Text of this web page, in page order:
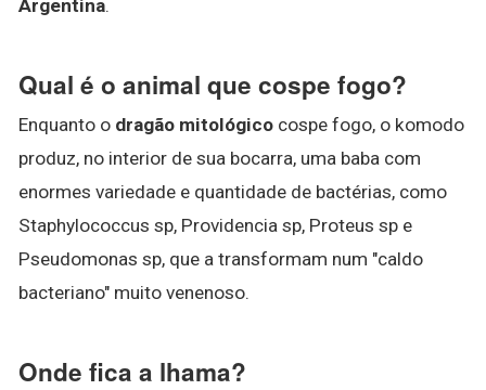
Argentina.
Qual é o animal que cospe fogo?
Enquanto o dragão mitológico cospe fogo, o komodo
produz, no interior de sua bocarra, uma baba com
enormes variedade e quantidade de bactérias, como
Staphylococcus sp, Providencia sp, Proteus sp e
Pseudomonas sp, que a transformam num "caldo
bacteriano" muito venenoso.
Onde fica a lhama?